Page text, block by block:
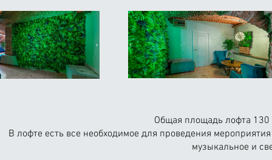
Общая площадь лофта 130
В лофте есть все необходимое для проведения
музыкальное и